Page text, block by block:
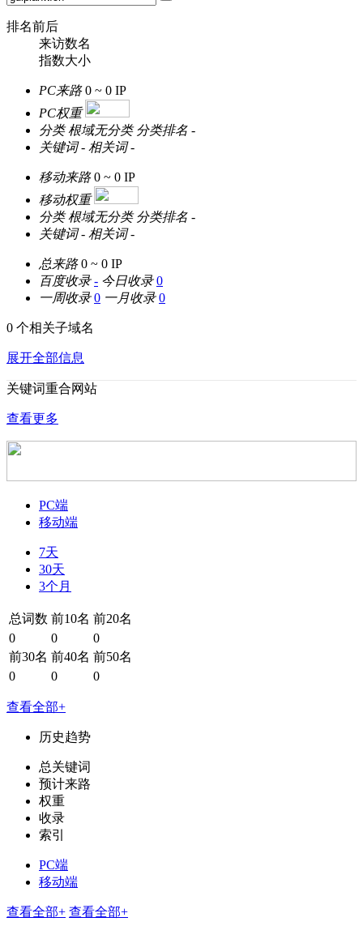
排名前后
来访数名
指数大小
PC来路 0 ~ 0 IP
PC权重
分类 根域无分类 分类排名 -
关键词 - 相关词 -
移动来路 0 ~ 0 IP
移动权重
分类 根域无分类 分类排名 -
关键词 - 相关词 -
总来路 0 ~ 0 IP
百度收录 - 今日收录 0
一周收录 0 一月收录 0
0 个相关子域名
展开全部信息
关键词重合网站
查看更多
PC端
移动端
7天
30天
3个月
总词数 前10名 前20名
0
0
0
前30名 前40名 前50名
0
0 0
查看全部+
历史趋势
总关键词
预计来路
权重
收录
索引
PC端
移动端
查看全部+ 查看全部+